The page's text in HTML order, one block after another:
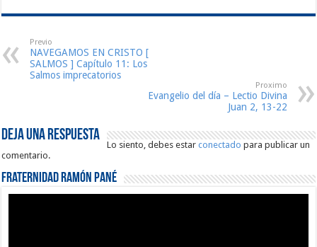
Previo
NAVEGAMOS EN CRISTO [
SALMOS ] Capítulo 11: Los
Salmos imprecatorios
Proximo
Evangelio del día – Lectio Divina
Juan 2, 13-22
Deja una respuesta
Lo siento, debes estarconectado para publicar un
comentario.
Fraternidad Ramón Pané